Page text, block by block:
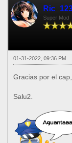
Super Mod
01-31-2022, 09:36 PM
Gracias por el
Salu2.